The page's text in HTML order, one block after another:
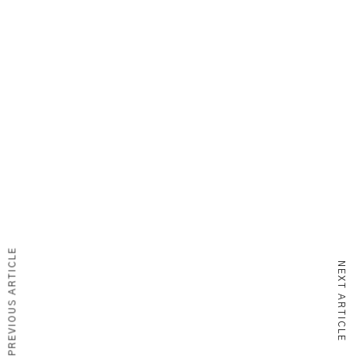
PREVIOUS ARTICLE NEXT ARTICLE